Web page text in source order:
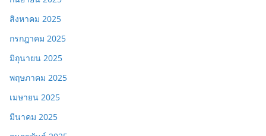
สิงหาคม 2025
กรกฎาคม 2025
มิถุนายน 2025
พฤษภาคม 2025
เมษายน 2025
มีนาคม 2025